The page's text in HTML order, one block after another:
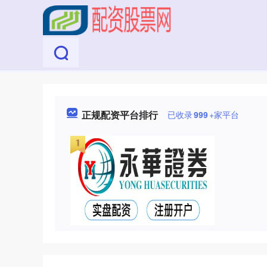
正规配资平台排行 已收录999+家平台